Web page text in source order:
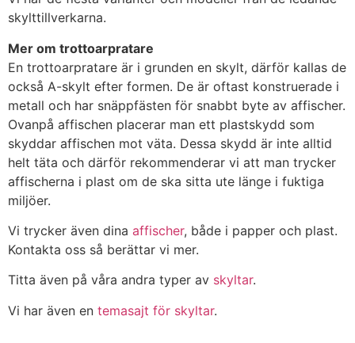
skylttillverkarna.
Mer om trottoarpratare
En trottoarpratare är i grunden en skylt, därför kallas de
också A-skylt efter formen. De är oftast konstruerade i
metall och har snäppfästen för snabbt byte av affischer.
Ovanpå affischen placerar man ett plastskydd som
skyddar affischen mot väta. Dessa skydd är inte alltid
helt täta och därför rekommenderar vi att man trycker
affischerna i plast om de ska sitta ute länge i fuktiga
miljöer.
Vi trycker även dina affischer, både i papper och plast.
Kontakta oss så berättar vi mer.
Titta även på våra andra typer av skyltar.
Vi har även en temasajt för skyltar.